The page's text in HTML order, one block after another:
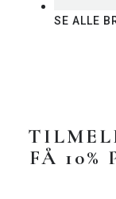
SE ALLE
FÅ